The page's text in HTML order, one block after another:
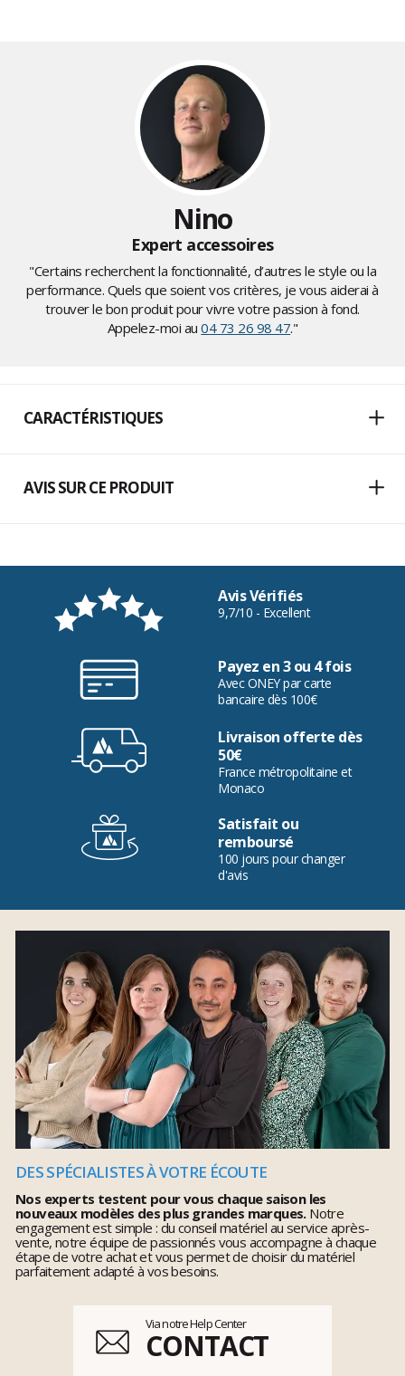
Nino
Expert accessoires
"Certains recherchent la fonctionnalité, d’autres le style ou la
performance. Quels que soient vos critères, je vous aiderai à
trouver le bon produit pour vivre votre passion à fond.
Appelez-moi au04 73 26 98 47."
CARACTÉRISTIQUES
AVIS SUR CE PRODUIT
Avis Vérifiés
9,7/10 - Excellent
Payez en 3 ou 4 fois
Avec ONEY par carte
bancaire dès 100€
Livraison offerte dès
50€
France métropolitaine et
Monaco
Satisfait ou
remboursé
100 jours pour changer
d'avis
DES SPÉCIALISTES À VOTRE ÉCOUTE
Nos experts testent pour vous chaque saison les
nouveaux modèles des plus grandes marques.Notre
engagement est simple : du conseil matériel au service après-
vente, notre équipe de passionnés vous accompagne à chaque
étape de votre achat et vous permet de choisir du matériel
parfaitement adapté à vos besoins.
Via notre Help Center
CONTACT